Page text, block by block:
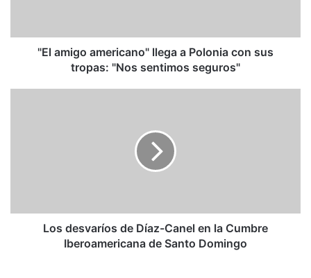
tropas:
"El amigo americano" llega a Polonia con sus
tropas: "Nos sentimos seguros"
Iberoamericana
Los desvaríos de Díaz-Canel en la Cumbre
Iberoamericana de Santo Domingo